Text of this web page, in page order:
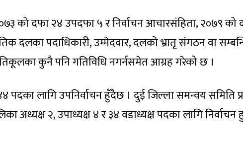
को दफा २४ उपदफा ५ र निर्वाचन आचारसंहिता, २०७९ को
दलका पदाधिकारी, उम्मेदवार, दलको भ्रातृ संगठन वा
कुनै पनि गतिविधि नगर्नसमेत आग्रह गरेको छ ।
पदका लागि उपनिर्वाचन हुँदैछ । दुई जिल्ला समन्वय समिति
अध्यक्ष २, उपाध्यक्ष ४ र ३४ वडाध्यक्ष पदका लागि निर्वाचन